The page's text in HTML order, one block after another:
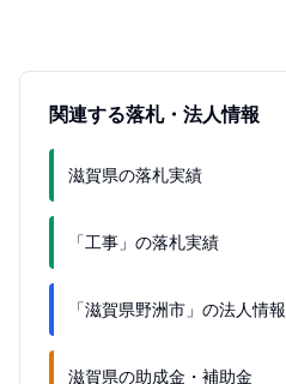
関連する落札・法人情報
滋賀県の落札実績
「工事」の落札実績
「滋賀県野洲市」の法人情報
滋賀県の助成金・補助金